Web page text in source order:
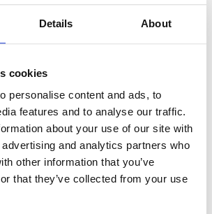
Details About
cookies
personalise content and ads, to
features and to analyse our traffic.
about your use of our site with
and analytics partners who
other information that you’ve
that they’ve collected from your use
abrandar. Os dias são
de aves, as primeiras horas
atividade e luz que os
Para os outros, uma saída a
ou à tarde oferece calor e